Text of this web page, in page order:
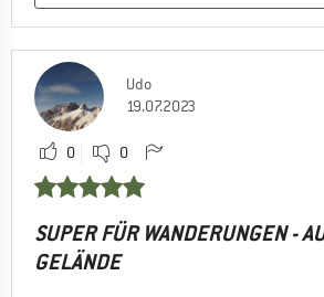
Udo
19.07.2023
0 0
SUPER FÜR WANDERUNGEN -
GELÄNDE